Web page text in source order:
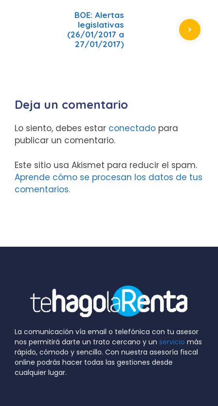
BOE: Alertas
legislativas
(26/01/2017 a
27/01/2017)
Deja un comentario
Lo siento, debes estar conectado para
publicar un comentario.
Este sitio usa Akismet para reducir el spam.
Aprende cómo se procesan los datos de tus
comentarios.
La comunicación vía email o telefónica con tu asesor
nos permitirá darte un trato cercano y un servicio más
rápido, cómodo y sencillo. Con nuestra asesoría fiscal
online podrás hacer todas las gestiones desde
cualquier lugar.